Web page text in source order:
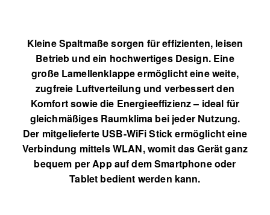
Kleine Spaltmaße sorgen für effizienten, leisen
Betrieb und ein hochwertiges Design. Eine
große Lamellenklappe ermöglicht eine weite,
zugfreie Luftverteilung und verbessert den
Komfort sowie die Energieeffizienz – ideal für
gleichmäßiges Raumklima bei jeder Nutzung.
Der mitgelieferte USB-WiFi Stick ermöglicht eine
Verbindung mittels WLAN, womit das Gerät ganz
bequem per App auf dem Smartphone oder
Tablet bedient werden kann.